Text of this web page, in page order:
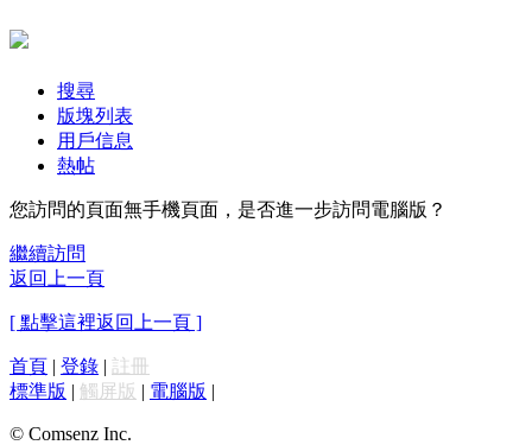
搜尋
版塊列表
用戶信息
熱帖
您訪問的頁面無手機頁面，是否進一步訪問電腦版？
繼續訪問
返回上一頁
[ 點擊這裡返回上一頁 ]
首頁 | 登錄 | 註冊
標準版 | 觸屏版 | 電腦版 |
© Comsenz Inc.